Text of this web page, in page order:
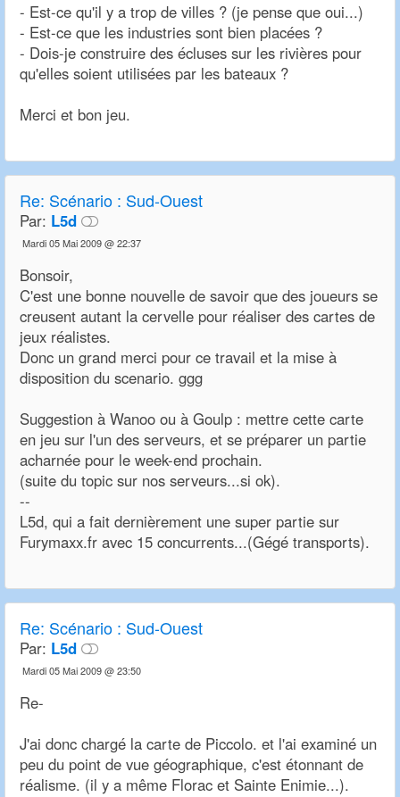
- Est-ce qu'il y a trop de villes ? (je pense que oui...)
- Est-ce que les industries sont bien placées ?
- Dois-je construire des écluses sur les rivières pour
qu'elles soient utilisées par les bateaux ?
Merci et bon jeu.
Re: Scénario : Sud-Ouest
Par: L5d
Mardi 05 Mai 2009 @ 22:37
Bonsoir,
C'est une bonne nouvelle de savoir que des joueurs se
creusent autant la cervelle pour réaliser des cartes de
jeux réalistes.
Donc un grand merci pour ce travail et la mise à
disposition du scenario. ggg
Suggestion à Wanoo ou à Goulp : mettre cette carte
en jeu sur l'un des serveurs, et se préparer un partie
acharnée pour le week-end prochain.
(suite du topic sur nos serveurs...si ok).
--
L5d, qui a fait dernièrement une super partie sur
Furymaxx.fr avec 15 concurrents...(Gégé transports).
Re: Scénario : Sud-Ouest
Par: L5d
Mardi 05 Mai 2009 @ 23:50
Re-
J'ai donc chargé la carte de Piccolo. et l'ai examiné un
peu du point de vue géographique, c'est étonnant de
réalisme. (il y a même Florac et Sainte Enimie...).